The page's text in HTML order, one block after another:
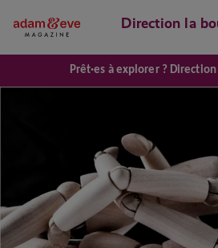
Direction la
Prêt·es à explorer ?